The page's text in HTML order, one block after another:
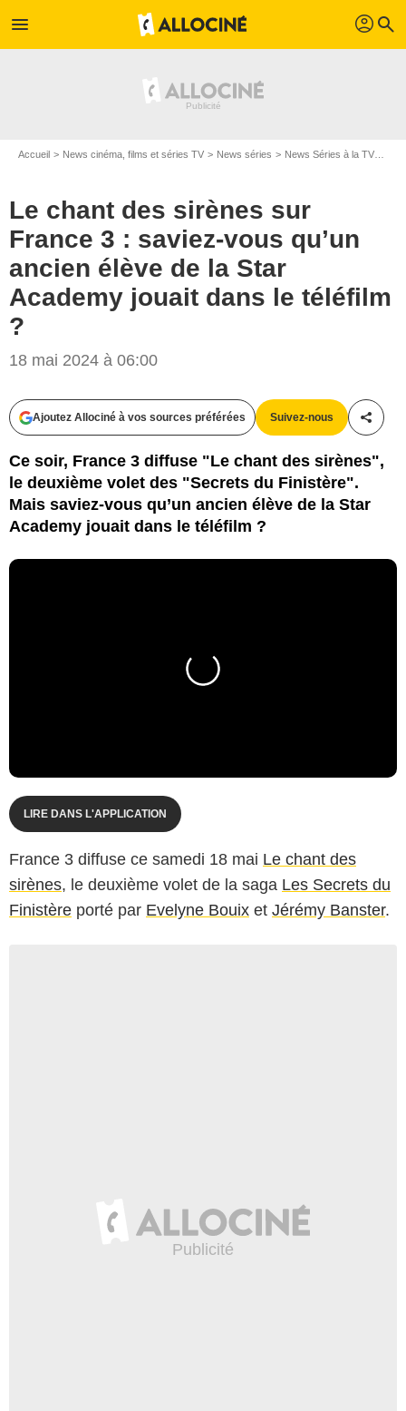
menu profil search
Accueil News cinéma, films et séries TV News séries News Séries à la TV
Le chant des sirènes sur
France 3 : saviez-vous qu’un
ancien élève de la Star
Academy jouait dans le téléfilm
?
18 mai 2024 à 06:00
Ajoutez Allociné à vos sources préférées Suivez-nous
Ce soir, France 3 diffuse "Le chant des sirènes",
le deuxième volet des "Secrets du Finistère".
Mais saviez-vous qu’un ancien élève de la Star
Academy jouait dans le téléfilm ?
LIRE DANS L'APPLICATION
France 3 diffuse ce samedi 18 mai Le chant des
sirènes, le deuxième volet de la saga Les Secrets du
Finistère porté par Evelyne Bouix et Jérémy Banster.